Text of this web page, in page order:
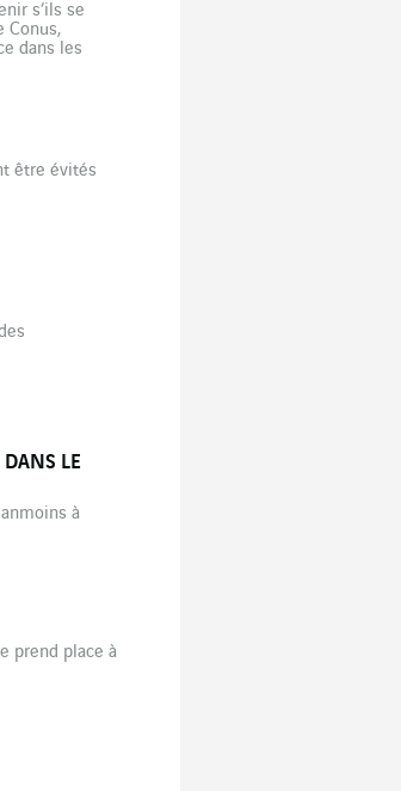
s’ils se
Conus,
dans les
être évités
DANS LE
à
prend place à